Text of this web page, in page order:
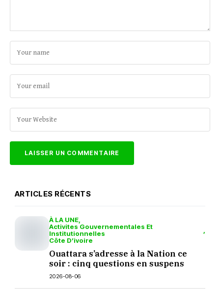
ARTICLES RÉCENTS
À LA UNE
Activites Gouvernementales Et
Institutionnelles
Côte D’ivoire
Ouattara s’adresse à la Nation ce
soir : cinq questions en suspens
2026-08-06